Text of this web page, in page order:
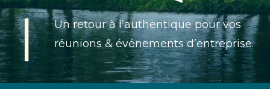
Un retour à l’authentique pour vos
réunions & événements d’entreprise.